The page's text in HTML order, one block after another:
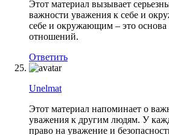
Этот материал вызывает
важности уважения к себе и
себе и окружающим – это
отношений.
Ответить
Unelmat
Этот материал напоминает о
уважения к другим людям. У
право на уважение и